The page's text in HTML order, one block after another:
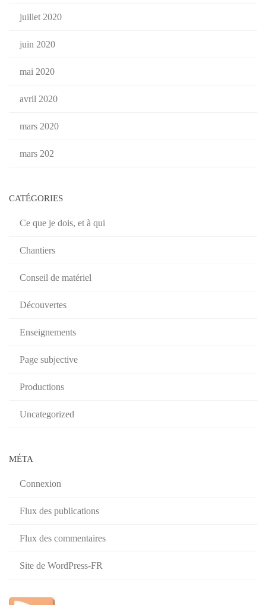
juillet 2020
juin 2020
mai 2020
avril 2020
mars 2020
mars 202
CATÉGORIES
Ce que je dois, et à qui
Chantiers
Conseil de matériel
Découvertes
Enseignements
Page subjective
Productions
Uncategorized
MÉTA
Connexion
Flux des publications
Flux des commentaires
Site de WordPress-FR